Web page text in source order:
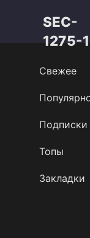
SEC-
1275-1
Свежее
Подписки
Топы
Закладки